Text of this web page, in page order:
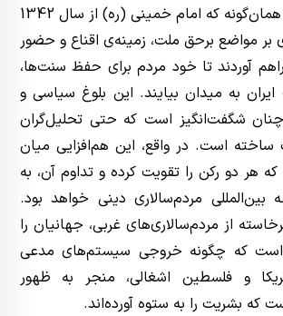
حقوق ملت است؛ همان‌گونه که امام خمینی (ره) از سال 1342
پایداری بر مواضع برحق ملت، زمینه‌ی اقناع و حضور
آوردند تا خود مردم برای حفظ سنت‌ها،
به میدان بیایند. این بلوغ سیاسی و
شگفت‌انگیز است که حتی تحلیل‌گران
ساخته است. در واقع، این هم‌افزایی میان
هر دو رکن را تقویت کرده و تداوم آن، به
مردم‌سالاری دینی خواهد بود.
از مردم‌سالاری‌های غربی، جهانیان را
است که چگونه خروجی سیستم‌های مدعی
و فلسطین اشغالی، منجر به ظهور
که بشریت را به ستوه آورده‌اند.